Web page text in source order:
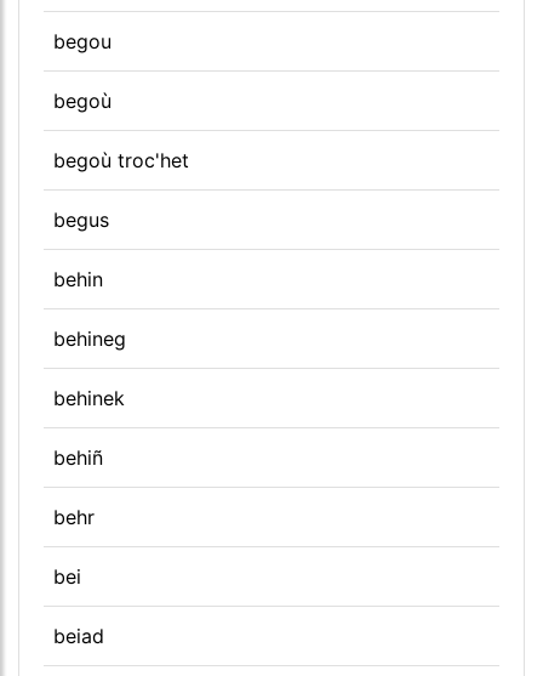
begou
begoù
begoù troc'het
begus
behin
behineg
behinek
behiñ
behr
bei
beiad